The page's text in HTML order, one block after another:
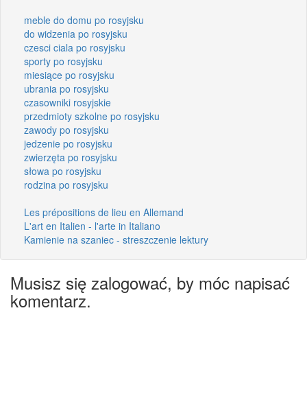
meble do domu po rosyjsku
do widzenia po rosyjsku
czesci ciala po rosyjsku
sporty po rosyjsku
miesiące po rosyjsku
ubrania po rosyjsku
czasowniki rosyjskie
przedmioty szkolne po rosyjsku
zawody po rosyjsku
jedzenie po rosyjsku
zwierzęta po rosyjsku
słowa po rosyjsku
rodzina po rosyjsku
Les prépositions de lieu en Allemand
L'art en Italien - l'arte in Italiano
Kamienie na szaniec - streszczenie lektury
Musisz się zalogować, by móc napisać
komentarz.